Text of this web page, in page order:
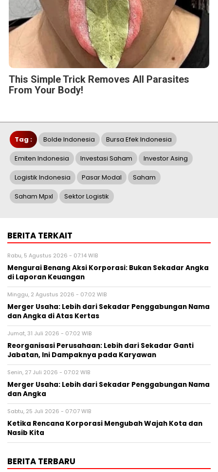
This Simple Trick Removes All Parasites
From Your Body!
Tag : Bolde Indonesia Bursa Efek Indonesia
Emiten Indonesia Investasi Saham Investor Asing
Logistik Indonesia Pasar Modal Saham
Saham Mpxl Sektor Logistik
BERITA TERKAIT
Rabu, 5 Agustus 2026 - 07:14 WIB
Mengurai Benang Aksi Korporasi: Bukan Sekadar Angka
di Laporan Keuangan
Minggu, 2 Agustus 2026 - 07:02 WIB
Merger Usaha: Lebih dari Sekadar Penggabungan Nama
dan Angka di Atas Kertas
Jumat, 31 Juli 2026 - 07:02 WIB
Reorganisasi Perusahaan: Lebih dari Sekadar Ganti
Jabatan, Ini Dampaknya pada Karyawan
Senin, 27 Juli 2026 - 07:02 WIB
Merger Usaha: Lebih dari Sekadar Penggabungan Nama
dan Angka
Sabtu, 25 Juli 2026 - 07:07 WIB
Ketika Rencana Korporasi Mengubah Wajah Kota dan
Nasib Kita
BERITA TERBARU